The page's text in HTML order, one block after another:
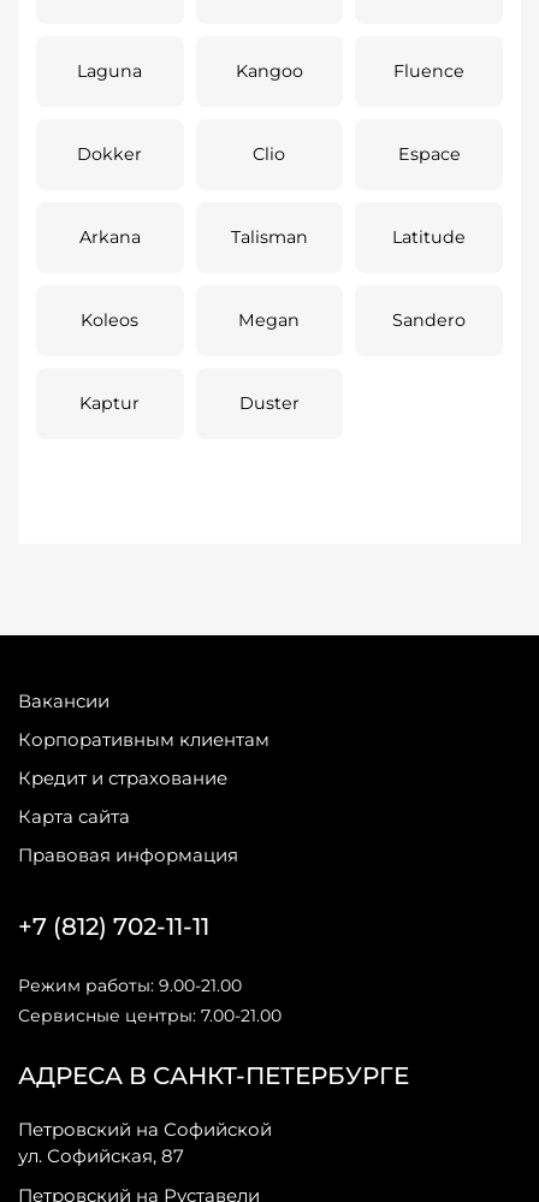
Laguna Kangoo Fluence
Dokker Clio Espace
Arkana Talisman Latitude
Koleos Megan Sandero
Kaptur Duster
Вакансии
Корпоративным клиентам
Кредит и страхование
Карта сайта
Правовая информация
АДРЕСА В САНКТ-ПЕТЕРБУРГЕ
Петровский на Софийской
ул. Софийская, 87
Петровский на Руставели
+7 (812) 702-11-11
Режим работы: 9.00-21.00
Сервисные центры: 7.00-21.00